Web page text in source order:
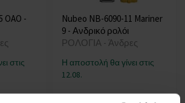
OAO -
στις
Nubeo NB-6090-11 Mariner
9 - Ανδρικό ρολόι
ΡΟΛΟΓΙΑ - Άνδρες
Η αποστολή θα γίνει στις
12.08.